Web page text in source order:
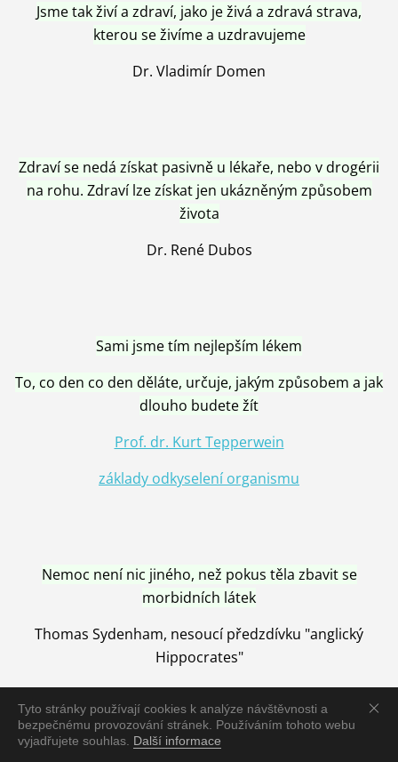
Tyto stránky používají cookies k analýze návštěvnosti a
bezpečnému provozování stránek. Používáním tohoto webu
vyjadřujete souhlas. Další informace
Jsme tak živí a zdraví, jako je živá a zdravá strava,
kterou se živíme a uzdravujeme
Dr. Vladimír Domen
Zdraví se nedá získat pasivně u lékaře, nebo v drogérii
na rohu. Zdraví lze získat jen ukázněným způsobem
života
Dr. René Dubos
Sami jsme tím nejlepším lékem
To, co den co den děláte, určuje, jakým způsobem a jak
dlouho budete žít
Prof. dr. Kurt Tepperwein
základy odkyselení organismu
Nemoc není nic jiného, než pokus těla zbavit se
morbidních látek
Thomas Sydenham, nesoucí předzdívku "anglický
Hippocrates"
Nemoc je vyléčena jen pomocí Přírody, neutralizací a